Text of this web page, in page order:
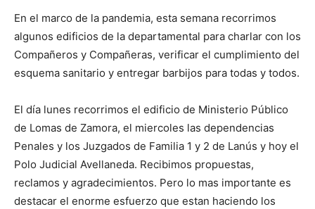
En el marco de la pandemia, esta semana recorrimos
algunos edificios de la departamental para charlar con los
Compañeros y Compañeras, verificar el cumplimiento del
esquema sanitario y entregar barbijos para todas y todos.
El día lunes recorrimos el edificio de Ministerio Público
de Lomas de Zamora, el miercoles las dependencias
Penales y los Juzgados de Familia 1 y 2 de Lanús y hoy el
Polo Judicial Avellaneda. Recibimos propuestas,
reclamos y agradecimientos. Pero lo mas importante es
destacar el enorme esfuerzo que estan haciendo los